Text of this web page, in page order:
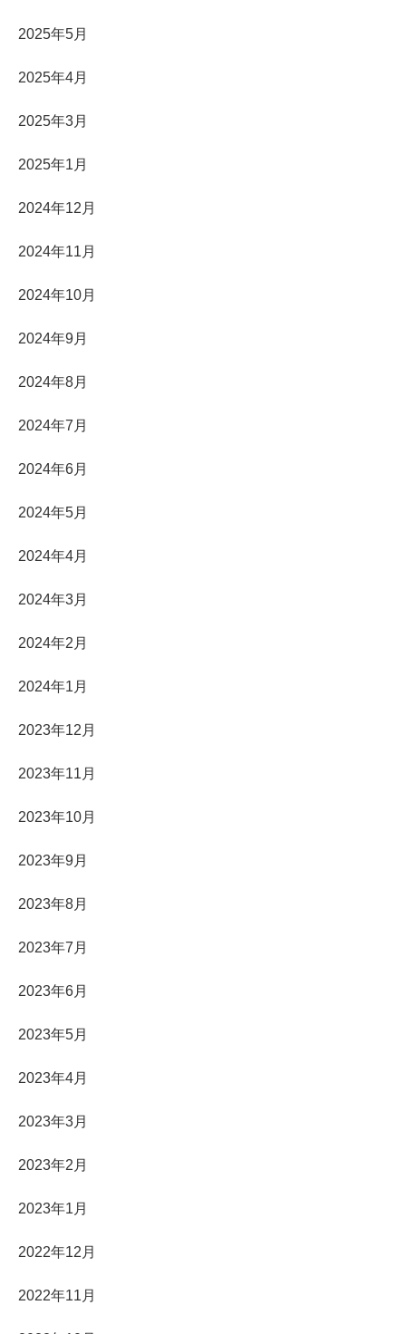
2025年5月
2025年4月
2025年3月
2025年1月
2024年12月
2024年11月
2024年10月
2024年9月
2024年8月
2024年7月
2024年6月
2024年5月
2024年4月
2024年3月
2024年2月
2024年1月
2023年12月
2023年11月
2023年10月
2023年9月
2023年8月
2023年7月
2023年6月
2023年5月
2023年4月
2023年3月
2023年2月
2023年1月
2022年12月
2022年11月